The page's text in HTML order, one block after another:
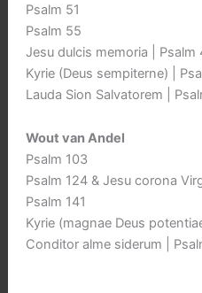
Psalm 51
Psalm 55
Jesu dulcis memoria | Psalm
Kyrie (Deus sempiterne) |
Lauda Sion Salvatorem |
Wout van Andel
Psalm 103
Psalm 124 & Jesu corona
Psalm 141
Kyrie (magnae Deus
Conditor alme siderum |